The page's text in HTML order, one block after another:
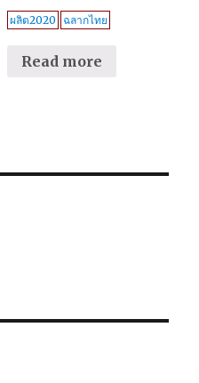
ผลิต2020 ฉลากไทย
Read more